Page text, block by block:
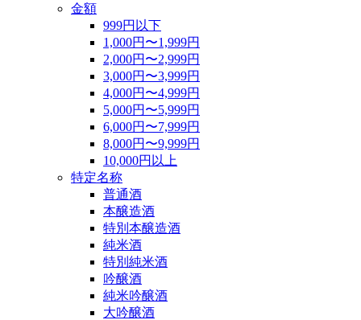
金額
999円以下
1,000円〜1,999円
2,000円〜2,999円
3,000円〜3,999円
4,000円〜4,999円
5,000円〜5,999円
6,000円〜7,999円
8,000円〜9,999円
10,000円以上
特定名称
普通酒
本醸造酒
特別本醸造酒
純米酒
特別純米酒
吟醸酒
純米吟醸酒
大吟醸酒